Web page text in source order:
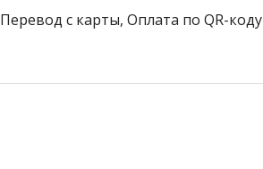
с карты, Оплата по QR-коду